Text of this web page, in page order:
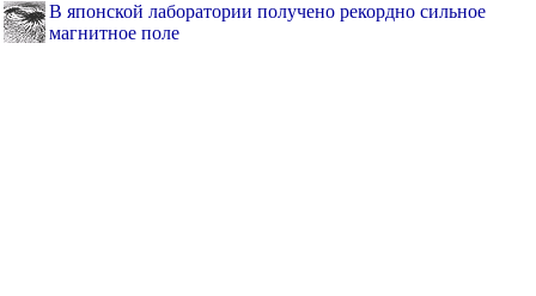
В японской лаборатории получено рекордно сильное
магнитное поле